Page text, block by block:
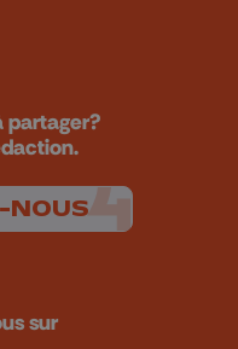
partager?
NOUS
sur